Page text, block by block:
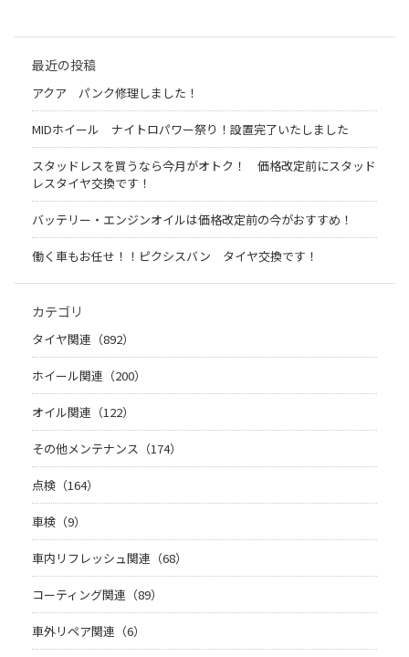
最近の投稿
アクア パンク修理しました！
MIDホイール ナイトロパワー祭り！設置完了いたしました
スタッドレスを買うなら今月がオトク！ 価格改定前にスタッド
レスタイヤ交換です！
バッテリー・エンジンオイルは価格改定前の今がおすすめ！
働く車もお任せ！！ピクシスバン タイヤ交換です！
カテゴリ
タイヤ関連（892）
ホイール関連（200）
オイル関連（122）
その他メンテナンス（174）
点検（164）
車検（9）
車内リフレッシュ関連（68）
コーティング関連（89）
車外リペア関連（6）